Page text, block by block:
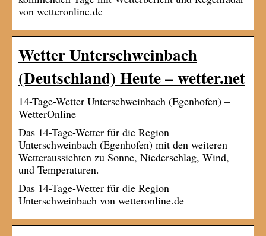
von wetteronline.de
Wetter Unterschweinbach
(Deutschland) Heute – wetter.net
14-Tage-Wetter Unterschweinbach (Egenhofen) –
WetterOnline
Das 14-Tage-Wetter für die Region
Unterschweinbach (Egenhofen) mit den weiteren
Wetteraussichten zu Sonne, Niederschlag, Wind,
und Temperaturen.
Das 14-Tage-Wetter für die Region
Unterschweinbach von wetteronline.de